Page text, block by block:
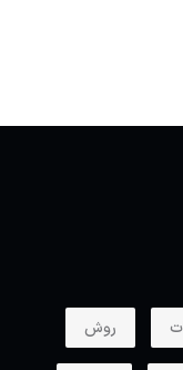
روش